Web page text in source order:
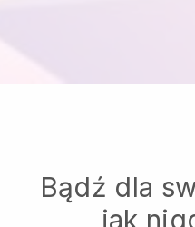
Bądź dla
jak